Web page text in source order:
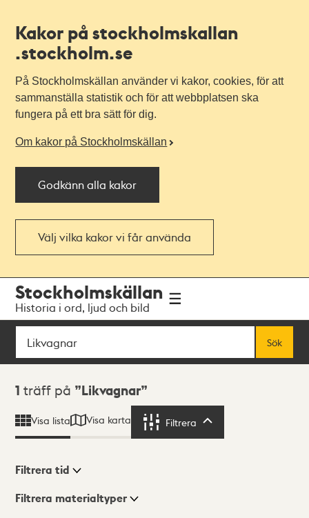
Kakor på stockholmskallan
.stockholm.se
På Stockholmskällan använder vi kakor, cookies, för att
sammanställa statistik och för att webbplatsen ska
fungera på ett bra sätt för dig.
Om kakor på Stockholmskällan
Godkänn alla kakor
Välj vilka kakor vi får använda
navigationen
huvudinnehållet
Stockholmskällan
Historia i ord, ljud och bild
Sök
Sök
Sökresultat
1 träff på Likvagnar
Visa lista Visa karta Filtrera
Visningsläge
Filtrera tid
Filtrera materialtyper